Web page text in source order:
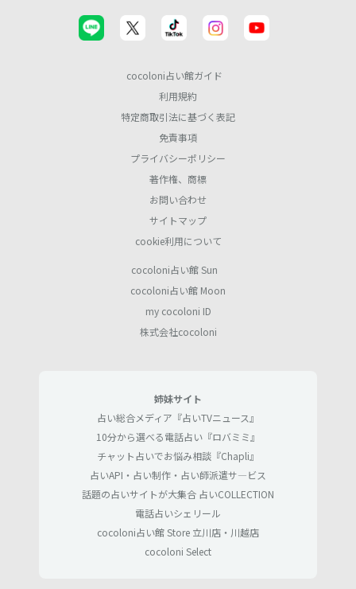
cocoloni占い館ガイド
利用規約
特定商取引法に基づく表記
免責事項
プライバシーポリシー
著作権、商標
お問い合わせ
サイトマップ
cookie利用について
cocoloni占い館 Sun
cocoloni占い館 Moon
my cocoloni ID
株式会社cocoloni
姉妹サイト
占い総合メディア『占いTVニュース』
10分から選べる電話占い『ロバミミ』
チャット占いでお悩み相談『Chapli』
占いAPI・占い制作・占い師派遣サ―ビス
話題の占いサイトが大集合 占いCOLLECTION
電話占いシェリール
cocoloni占い館 Store 立川店・川越店
cocoloni Select